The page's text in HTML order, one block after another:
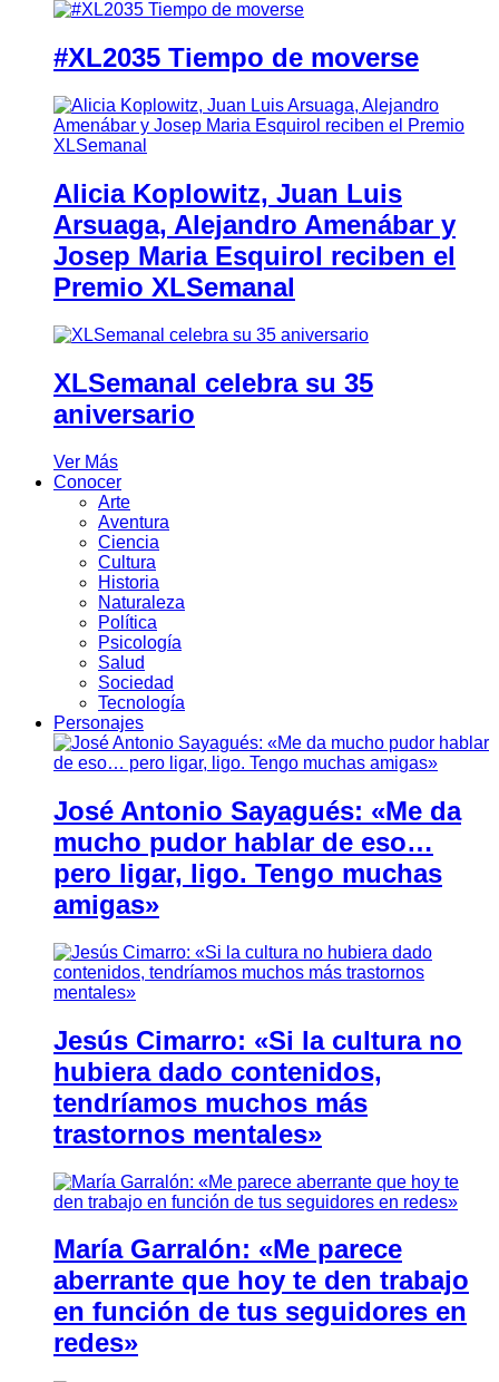
#XL2035 Tiempo de moverse
Alicia Koplowitz, Juan Luis
Arsuaga, Alejandro Amenábar y
Josep Maria Esquirol reciben el
Premio XLSemanal
XLSemanal celebra su 35
aniversario
Ver Más
Conocer
Arte
Aventura
Ciencia
Cultura
Historia
Naturaleza
Política
Psicología
Salud
Sociedad
Tecnología
Personajes
José Antonio Sayagués: «Me da
mucho pudor hablar de eso…
pero ligar, ligo. Tengo muchas
amigas»
Jesús Cimarro: «Si la cultura no
hubiera dado contenidos,
tendríamos muchos más
trastornos mentales»
María Garralón: «Me parece
aberrante que hoy te den trabajo
en función de tus seguidores en
redes»